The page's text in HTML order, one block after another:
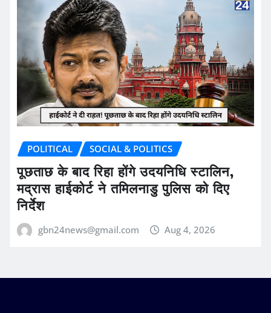
POLITICAL SOCIAL & POLITICS
पूछताछ के बाद रिहा होंगे उदयनिधि स्टालिन,
मद्रास हाईकोर्ट ने तमिलनाडु पुलिस को दिए
निर्देश
gbn24news@gmail.com Aug 4, 2026